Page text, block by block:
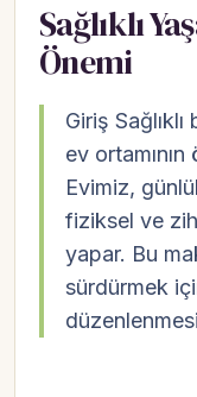
Sağlıklı
Önemi
Giriş
ev
Evimiz,
fiziksel ve
yapar. Bu
sürdürmek